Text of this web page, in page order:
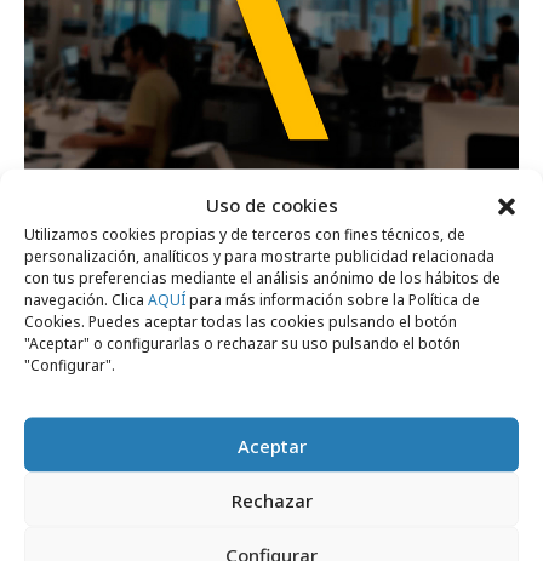
Uso de cookies
Utilizamos cookies propias y de terceros con fines técnicos, de
personalización, analíticos y para mostrarte publicidad relacionada
con tus preferencias mediante el análisis anónimo de los hábitos de
navegación. Clica AQUÍpara más información sobre la Política de
Cookies. Puedes aceptar todas las cookies pulsando el botón
"Aceptar" o configurarlas o rechazar su uso pulsando el botón
"Configurar".
Aceptar
Rechazar
Configurar
TBWA y DDB se integran en una nueva
TBWA en España
Campañas